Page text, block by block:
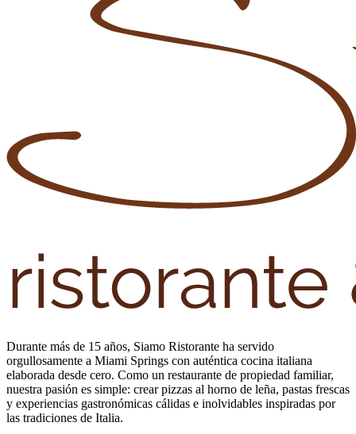
Durante más de 15 años, Siamo Ristorante ha servido
orgullosamente a Miami Springs con auténtica cocina italiana
elaborada desde cero. Como un restaurante de propiedad familiar,
nuestra pasión es simple: crear pizzas al horno de leña, pastas frescas
y experiencias gastronómicas cálidas e inolvidables inspiradas por
las tradiciones de Italia.